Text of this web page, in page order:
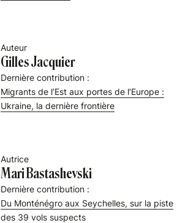
Auteur
Gilles Jacquier
Dernière contribution :
Migrants de l’Est aux portes de l’Europe :
Ukraine, la dernière frontière
Autrice
Mari Bastashevski
Dernière contribution :
Du Monténégro aux Seychelles, sur la piste
des 39 vols suspects